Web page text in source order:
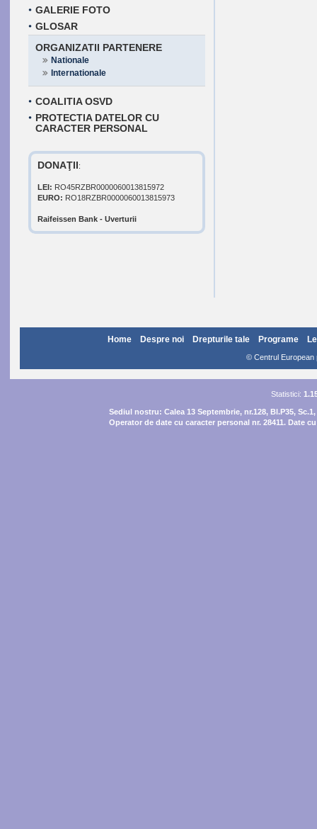
GALERIE FOTO
GLOSAR
ORGANIZATII PARTENERE
Nationale
Internationale
COALITIA OSVD
PROTECTIA DATELOR CU
CARACTER PERSONAL
DONAŢII:
LEI: RO45RZBR0000060013815972
EURO: RO18RZBR0000060013815973
Raifeissen Bank - Uverturii
Home Despre noi Drepturile tale Programe
© Centrul European
Statistici:
Sediul nostru: Calea 13 Septembrie, nr.128, Bl.P35,
Operator de date cu caracter personal nr. 28411. Date